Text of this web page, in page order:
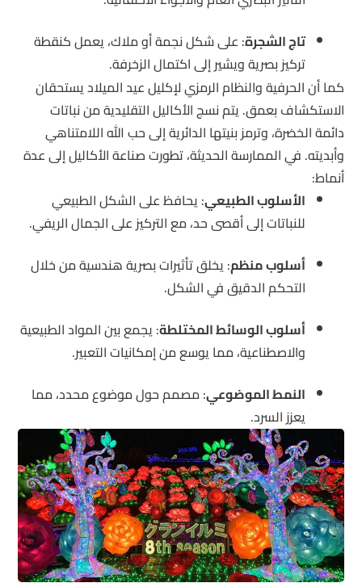
تاج الشجرة: على شكل نجمة أو ملاك، يعمل كنقطة
تركيز بصرية ويشير إلى اكتمال الزخرفة.
كما أن الحرفية والنظام الرمزي لإكليل عيد الميلاد يستحقان
الاستكشاف بعمق. يتم نسج الأكاليل التقليدية من نباتات
دائمة الخضرة، وترمز بنيتها الدائرية إلى حب الله اللامتناهي
وأبديته. في الممارسة الحديثة، تطورت صناعة الأكاليل إلى عدة
أنماط:
الأسلوب الطبيعي: يحافظ على الشكل الطبيعي
للنباتات إلى أقصى حد، مع التركيز على الجمال الريفي.
أسلوب منظم: يخلق تأثيرات بصرية هندسية من خلال
التحكم الدقيق في الشكل.
أسلوب الوسائط المختلطة: يجمع بين المواد الطبيعية
والاصطناعية، مما يوسع من إمكانيات التعبير.
النمط الموضوعي: مصمم حول موضوع محدد، مما
يعزز السرد.